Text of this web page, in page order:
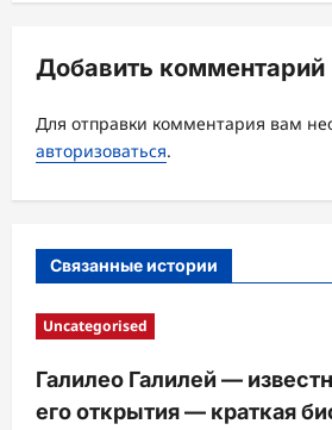
з
п
и
с
и
Добавить комментарий
Для отправки комментария вам
авторизоваться.
Связанные истории
Uncategorised
Галилео Галилей —
его открытия — краткая